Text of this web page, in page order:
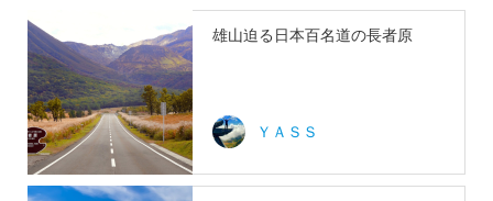
雄山迫る日本百名道の長者原
ＹＡＳＳ